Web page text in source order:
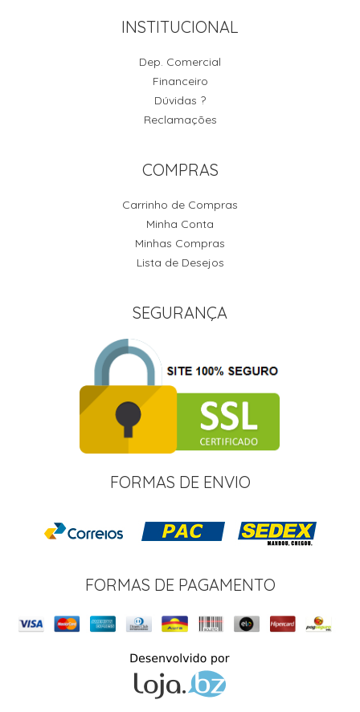
INSTITUCIONAL
Dep. Comercial
Financeiro
Dúvidas ?
Reclamações
COMPRAS
Carrinho de Compras
Minha Conta
Minhas Compras
Lista de Desejos
SEGURANÇA
FORMAS DE ENVIO
FORMAS DE PAGAMENTO